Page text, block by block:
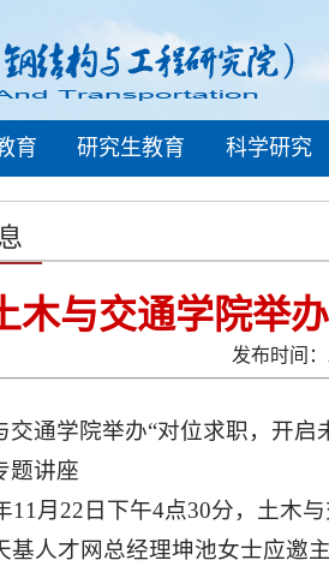
育 研究生教育 科学研究
木与交通学院举
发布时间：
交通学院举办“对位求职，开启
题讲座
11月22日下午4点30分，土木
基人才网总经理坤池女士应邀主